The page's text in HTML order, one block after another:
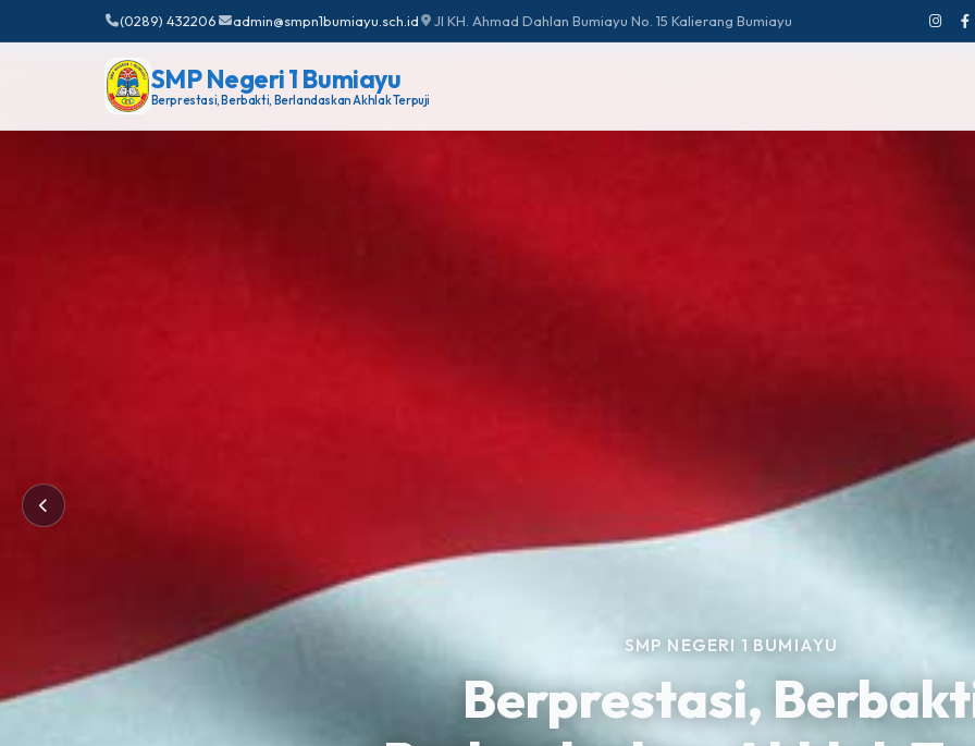
(0289) 432206 admin@smpn1bumiayu.sch.id Jl KH. Ahmad Dahlan Bumiayu No. 15 Kalierang Bumiayu
SMP Negeri 1 Bumiayu
Berprestasi, Berbakti, Berlandaskan Akhlak Terpuji
SMP NEGERI 1 BUMIAYU
Berprestasi,